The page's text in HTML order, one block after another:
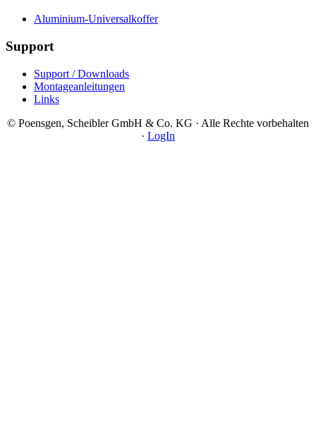
Aluminium-Universalkoffer
Support
Support / Downloads
Montageanleitungen
Links
© Poensgen, Scheibler GmbH & Co. KG · Alle Rechte vorbehalten
· LogIn